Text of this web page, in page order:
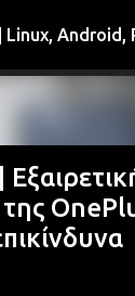
στο κύριο
Linux, Android,